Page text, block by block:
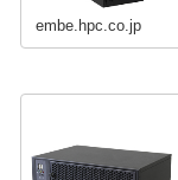
embe.hpc.co.jp